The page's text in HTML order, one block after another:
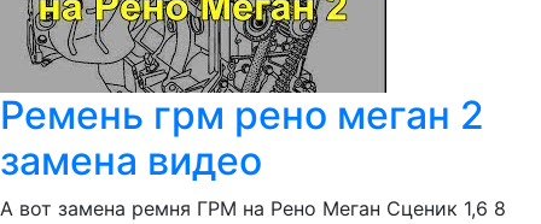
Ремень грм рено меган 2
замена видео
А вот замена ремня ГРМ на Рено Меган Сценик 1,6 8